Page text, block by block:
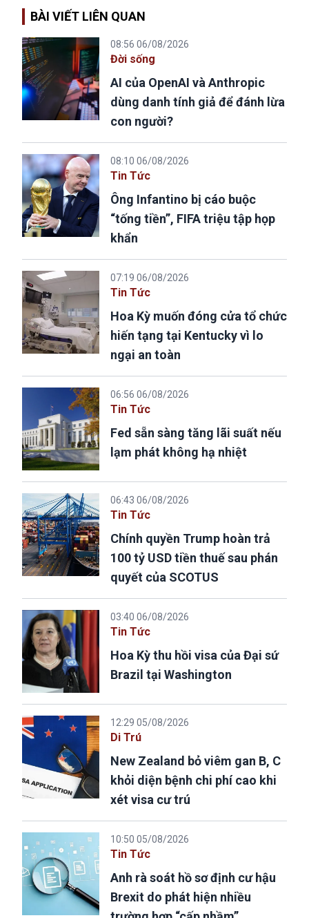
BÀI VIẾT LIÊN QUAN
08:56 06/08/2026
Đời sống
AI của OpenAI và Anthropic
dùng danh tính giả để đánh lừa
con người?
08:10 06/08/2026
Tin Tức
Ông Infantino bị cáo buộc
“tống tiền”, FIFA triệu tập họp
khẩn
07:19 06/08/2026
Tin Tức
Hoa Kỳ muốn đóng cửa tổ chức
hiến tạng tại Kentucky vì lo
ngại an toàn
06:56 06/08/2026
Tin Tức
Fed sẵn sàng tăng lãi suất nếu
lạm phát không hạ nhiệt
06:43 06/08/2026
Tin Tức
Chính quyền Trump hoàn trả
100 tỷ USD tiền thuế sau phán
quyết của SCOTUS
03:40 06/08/2026
Tin Tức
Hoa Kỳ thu hồi visa của Đại sứ
Brazil tại Washington
12:29 05/08/2026
Di Trú
New Zealand bỏ viêm gan B, C
khỏi diện bệnh chi phí cao khi
xét visa cư trú
10:50 05/08/2026
Tin Tức
Anh rà soát hồ sơ định cư hậu
Brexit do phát hiện nhiều